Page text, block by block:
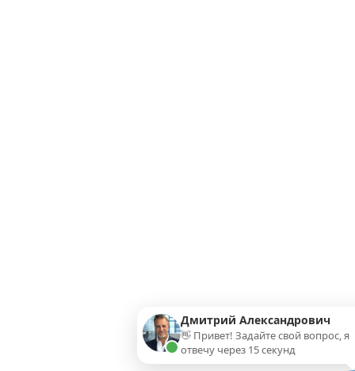
Дмитрий Александрович
👋 Привет! Задайте свой вопрос, я
отвечу через 15 секунд